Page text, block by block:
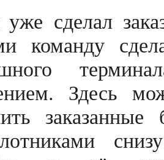
сделал
команду
Здесь